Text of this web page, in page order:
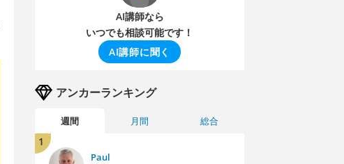
AI講師なら
いつでも相談可能です！
AI講師に聞く
アンカーランキング
週間 月間 総合
1
Paul